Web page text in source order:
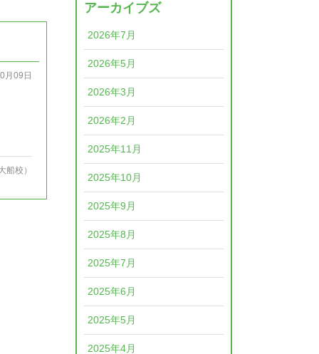
月09日
船校）
アーカイブズ
2026年7月
2026年5月
2026年3月
2026年2月
2025年11月
2025年10月
2025年9月
2025年8月
2025年7月
2025年6月
2025年5月
2025年4月